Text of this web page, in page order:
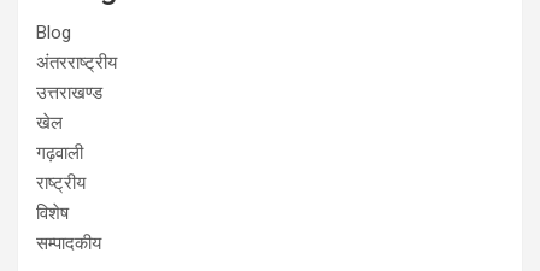
Blog
अंतरराष्ट्रीय
उत्तराखण्ड
खेल
गढ़वाली
राष्ट्रीय
विशेष
सम्पादकीय